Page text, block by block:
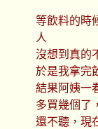
等飲料的時
人
沒想到真的
於是我拿完
結果阿姨一
多買幾個了，
還不聽，現